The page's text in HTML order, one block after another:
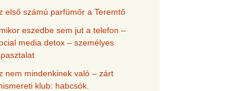
első számú parfümőr a Teremtő
eszedbe sem jut a telefon –
media detox – személyes
nem mindenkinek való – zárt
klub: habcsók.